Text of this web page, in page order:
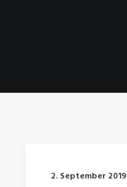
2. September 2019